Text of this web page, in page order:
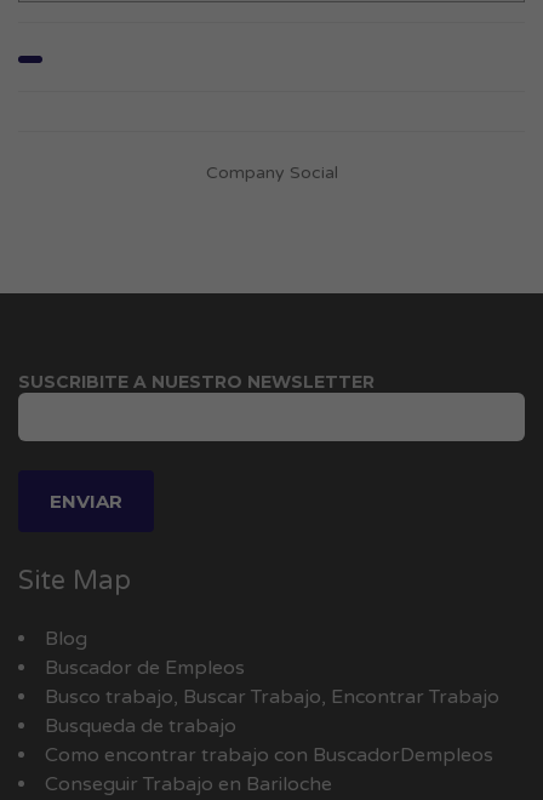
Company Social
SUSCRIBITE A NUESTRO NEWSLETTER
Site Map
Blog
Buscador de Empleos
Busco trabajo, Buscar Trabajo, Encontrar Trabajo
Busqueda de trabajo
Como encontrar trabajo con BuscadorDempleos
Conseguir Trabajo en Bariloche